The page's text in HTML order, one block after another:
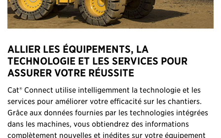
ALLIER LES ÉQUIPEMENTS, LA
TECHNOLOGIE ET LES SERVICES POUR
ASSURER VOTRE RÉUSSITE
Cat® Connect utilise intelligemment la technologie et les
services pour améliorer votre efficacité sur les chantiers.
Grâce aux données fournies par les technologies intégrées
dans les machines, vous obtiendrez des informations
complètement nouvelles et inédites sur votre équipement